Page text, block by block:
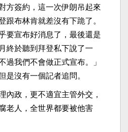
方簽約，這一次伊朗吊起來
跟布林肯就差沒有下跪了。
要宣布好消息了，最後還是
終於聽到拜登私下說了一
過我們不會做正式宣布。」
是沒有一個記者追問。
內政，更不適宜主管外交，
老人，全世界都要被他害